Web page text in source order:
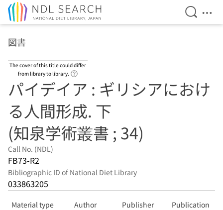
Open
図書
The cover of this title could differ
from library to library.
パイデイア : ギリシアにおけ
る人間形成. 下
(知泉学術叢書 ; 34)
Call No. (NDL)
FB73-R2
Bibliographic ID of National Diet Library
033863205
Material type Author Publisher
Publication